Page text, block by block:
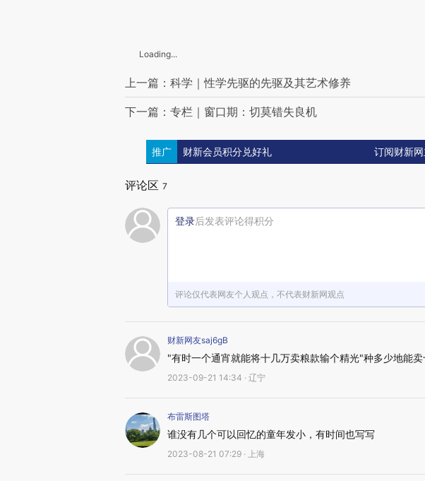
Loading...
上一篇：科学｜性学先驱的先驱及其艺术修养
下一篇：专栏｜窗口期：切莫错失良机
推广 财新会员积分兑好礼 订阅财新
评论区 7
登录后发表评论得积分
评论仅代表网友个人观点，不代表财新网观点
财新网友saj6gB
"有时一个通宵就能将十几万卖粮款输个精光"种多少地能
2023-09-21 14:34 · 辽宁
布雷斯图塔
谁没有几个可以回忆的童年发小，有时间也写写
2023-08-21 07:29 · 上海